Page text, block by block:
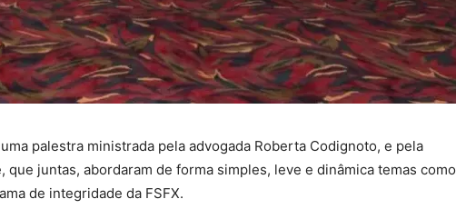
palestra ministrada pela advogada Roberta Codignoto, e pela
que juntas, abordaram de forma simples, leve e dinâmica temas como
de integridade da FSFX.